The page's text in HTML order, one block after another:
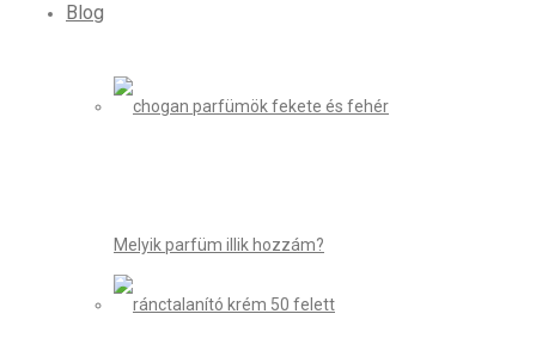
Blog
Melyik parfüm illik hozzám?